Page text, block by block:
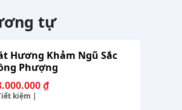
tự
Hương Khảm Ngũ Sắc
Phượng
₫
kiệm |